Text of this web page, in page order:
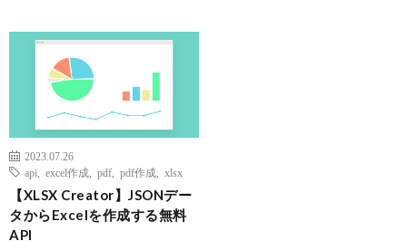
2023.07.26
api
excel作成 pdf pdf作成 xlsx
【XLSX Creator】JSONデー
タからExcelを作成する無料
API